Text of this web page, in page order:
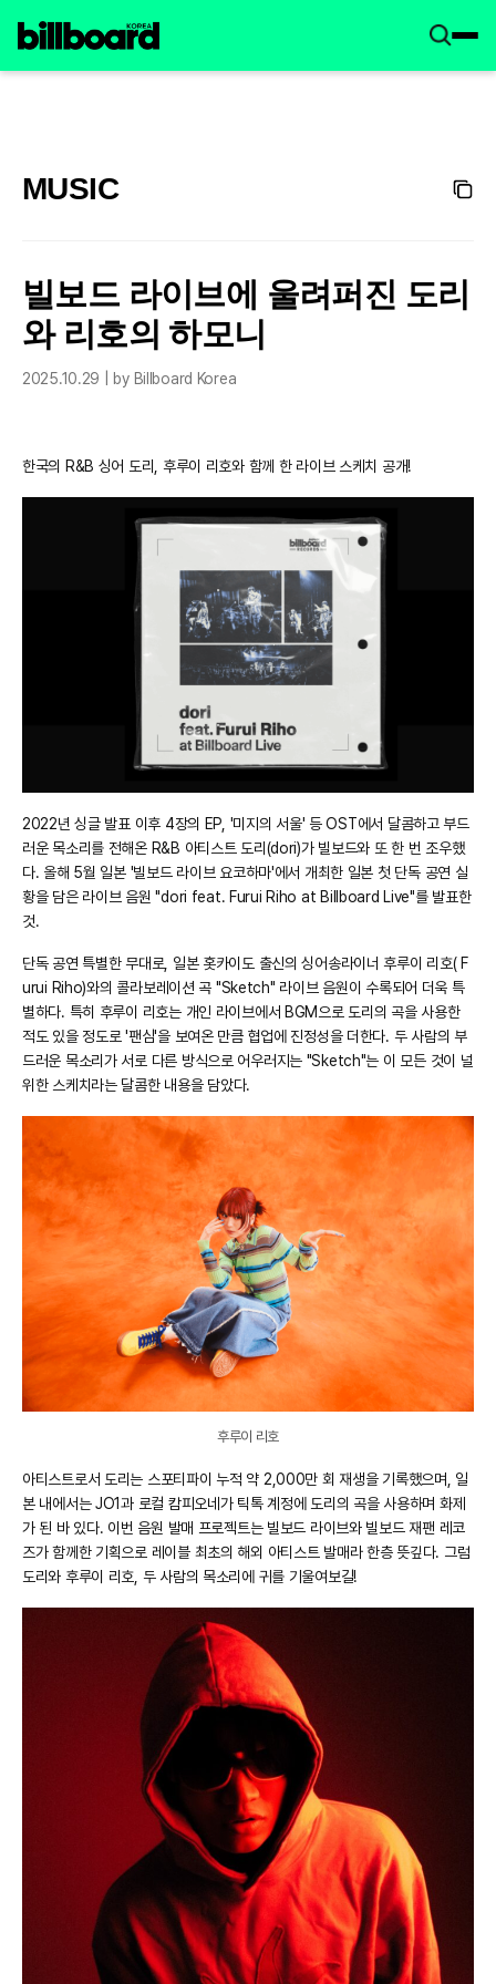
MUSIC
빌보드 라이브에 울려퍼진 도리
와 리호의 하모니
2025.10.29 | by Billboard Korea
한국의 R&B 싱어 도리, 후루이 리호와 함께 한 라이브 스케치 공개!
2022년 싱글 발표 이후 4장의 EP, '미지의 서울' 등 OST에서 달콤하고 부드
러운 목소리를 전해온 R&B 아티스트 도리(dori)가 빌보드와 또 한 번 조우했
다. 올해 5월 일본 '빌보드 라이브 요코하마'에서 개최한 일본 첫 단독 공연 실
황을 담은 라이브 음원 "dori feat. Furui Riho at Billboard Live"를 발표한
것.
단독 공연 특별한 무대로, 일본 홋카이도 출신의 싱어송라이너 후루이 리호( F
urui Riho)와의 콜라보레이션 곡 "Sketch" 라이브 음원이 수록되어 더욱 특
별하다. 특히 후루이 리호는 개인 라이브에서 BGM으로 도리의 곡을 사용한
적도 있을 정도로 '팬심'을 보여온 만큼 협업에 진정성을 더한다. 두 사람의 부
드러운 목소리가 서로 다른 방식으로 어우러지는 "Sketch"는 이 모든 것이 널
위한 스케치라는 달콤한 내용을 담았다.
후루이 리호
아티스트로서 도리는 스포티파이 누적 약 2,000만 회 재생을 기록했으며, 일
본 내에서는 JO1과 로컬 캄피오네가 틱톡 계정에 도리의 곡을 사용하며 화제
가 된 바 있다. 이번 음원 발매 프로젝트는 빌보드 라이브와 빌보드 재팬 레코
즈가 함께한 기획으로 레이블 최초의 해외 아티스트 발매라 한층 뜻깊다. 그럼
도리와 후루이 리호, 두 사람의 목소리에 귀를 기울여보길!